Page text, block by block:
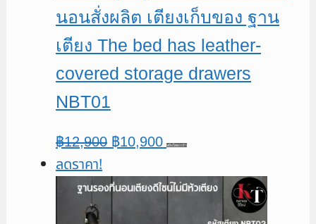
นอนสั่งผลิต เตียงเก็บของ ฐาน
เตียง The bed has leather-
covered storage drawers
NBT01
฿12,900 Original
was:
฿10,900Current
is:
หยิบใส่ตะกร้า
ลดราคา!